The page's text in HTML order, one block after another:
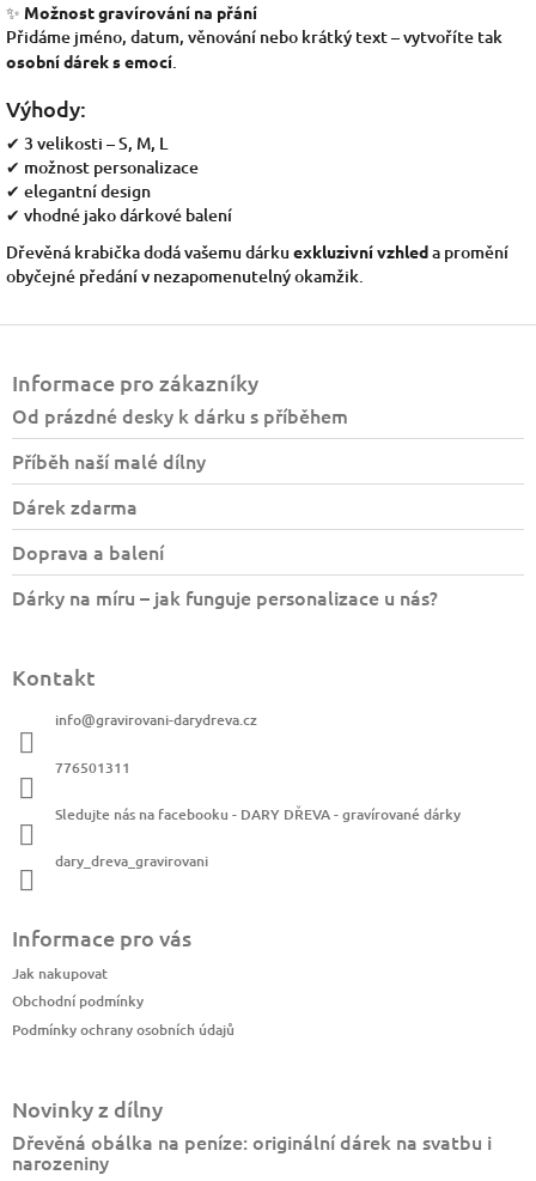
✨ Možnost gravírování na přání
Přidáme jméno, datum, věnování nebo krátký text – vytvoříte tak
osobní dárek s emocí.
Výhody:
✔ 3 velikosti – S, M, L
✔ možnost personalizace
✔ elegantní design
✔ vhodné jako dárkové balení
Dřevěná krabička dodá vašemu dárku exkluzivní vzhleda promění
obyčejné předání v nezapomenutelný okamžik.
Informace pro zákazníky
Od prázdné desky k dárku s příběhem
Příběh naší malé dílny
Dárek zdarma
Doprava a balení
Dárky na míru – jak funguje personalizace u nás?
Kontakt
info@gravirovani-darydreva.cz
776501311
Sledujte nás na facebooku - DARY DŘEVA - gravírované dárky
dary_dreva_gravirovani
Informace pro vás
Jak nakupovat
Obchodní podmínky
Podmínky ochrany osobních údajů
Novinky z dílny
Dřevěná obálka na peníze: originální dárek na svatbu i
narozeniny